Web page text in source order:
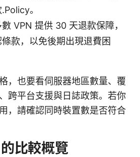
。
VPN 提供 30 天退款保障，
款，以免後期出現退費困
，也要看伺服器地區數量、覆
跨平台支援與日誌政策。若你
，請確認同時裝置數是否符合
比較概覽